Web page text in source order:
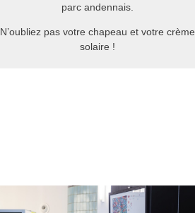
parc andennais.
N’oubliez pas votre chapeau et votre crème
solaire !